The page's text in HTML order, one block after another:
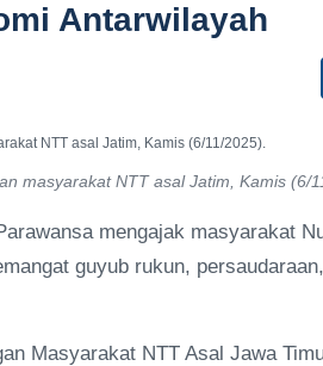
Antarwilayah
masyarakat NTT asal Jatim, Kamis (6/
mengajak masyarakat
guyub rukun,
Masyarakat NTT Asal Jawa